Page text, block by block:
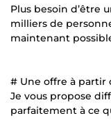
Plus besoin d’être
milliers de
maintenant
# Une offre à partir
Je vous propose
parfaitement à ce